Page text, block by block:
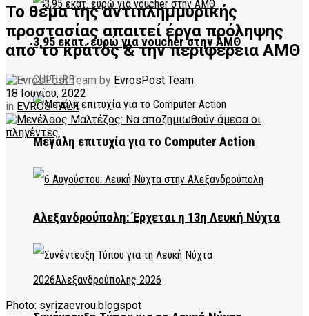
3,95 εκατ. ευρώ για voucher στην ΑΜΘ
CULTURE
Μεγάλη επιτυχία για το Computer Action
Αλεξανδρούπολη: Έρχεται η 13η Λευκή Νύχτα
Το θέμα της αντιπλημμυρικής
προστασίας απαιτεί έργα πρόληψης
από το κράτος & την περιφέρεια ΑΜΘ
by EvrosPost Team
18 Ιουνίου, 2022
in EVROS TALK
Photo: syrizaevrou.blogspot